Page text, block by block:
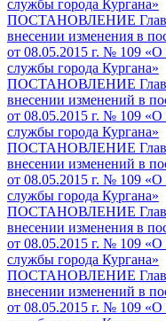
службы города Кургана»
ПОСТАНОВЛЕНИЕ Глава
внесении изменения в
от 08.05.2015 г. № 109
службы города Кургана»
ПОСТАНОВЛЕНИЕ Глава
внесении изменений в
от 08.05.2015 г. № 109
службы города Кургана»
ПОСТАНОВЛЕНИЕ Глава
внесении изменений в
от 08.05.2015 г. № 109
службы города Кургана»
ПОСТАНОВЛЕНИЕ Глава
внесении изменения в
от 08.05.2015 г. № 109
службы города Кургана»
ПОСТАНОВЛЕНИЕ Глава
внесении изменений в
от 08.05.2015 г. № 109